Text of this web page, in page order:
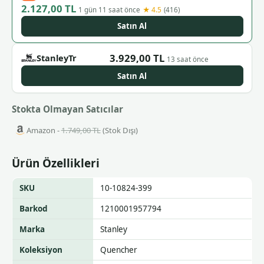
2.127,00 TL 1 gün 11 saat önce ★ 4.5 (416)
Satın Al
StanleyTr 3.929,00 TL 13 saat önce
Satın Al
Stokta Olmayan Satıcılar
Amazon -1.749,00 TL(Stok Dışı)
Ürün Özellikleri
SKU
10-10824-399
Barkod
1210001957794
Marka
Stanley
Koleksiyon
Quencher